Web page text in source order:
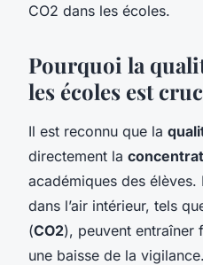
CO2 dans les écoles.
Pourquoi la
les écoles est
Il est reconnu que la
directement la
académiques des élèves.
dans l’air intérieur, tels
(CO2), peuvent entraîner
une baisse de la